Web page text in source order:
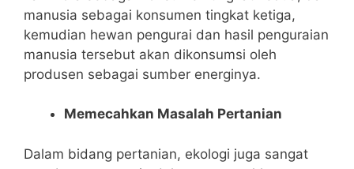
manusia sebagai konsumen tingkat ketiga,
kemudian hewan pengurai dan hasil penguraian
manusia tersebut akan dikonsumsi oleh
produsen sebagai sumber energinya.
Memecahkan Masalah Pertanian
Dalam bidang pertanian, ekologi juga sangat